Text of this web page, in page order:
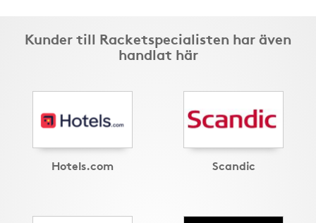
Kunder till Racketspecialisten har även
handlat här
Hotels.com Scandic